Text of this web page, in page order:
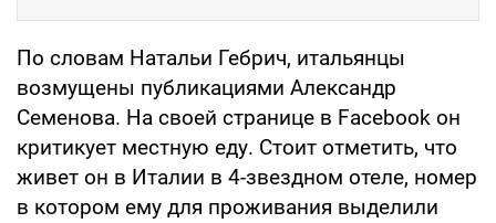
По словам Натальи Гебрич, итальянцы
возмущены публикациями Александр
Семенова. На своей странице в Facebook он
критикует местную еду. Стоит отметить, что
живет он в Италии в 4-звездном отеле, номер
в котором ему для проживания выделили